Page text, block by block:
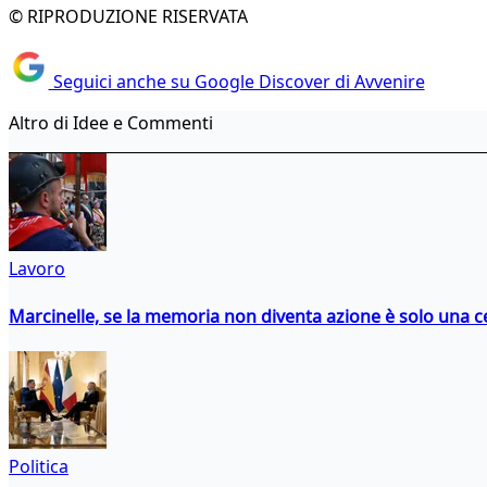
© RIPRODUZIONE RISERVATA
Seguici anche su Google Discover di Avvenire
Altro di Idee e Commenti
Lavoro
Marcinelle, se la memoria non diventa azione è solo una
Politica